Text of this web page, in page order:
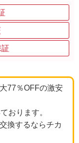
77％OFFの激安
おります。
換するならチカ